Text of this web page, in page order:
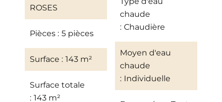
ROSES
Pièces 5 pièces
Surface 143 m²
Surface totale
143 m²
chaude
Chaudière
Moyen d'eau
chaude
Individuelle